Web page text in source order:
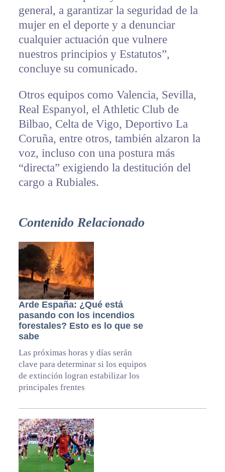
general, a garantizar la seguridad de la
mujer en el deporte y a denunciar
cualquier actuación que vulnere
nuestros principios y Estatutos”,
concluye su comunicado.
Otros equipos como Valencia, Sevilla,
Real Espanyol, el Athletic Club de
Bilbao, Celta de Vigo, Deportivo La
Coruña, entre otros, también alzaron la
voz, incluso con una postura más
“directa” exigiendo la destitución del
cargo a Rubiales.
Contenido Relacionado
Arde España: ¿Qué está
pasando con los incendios
forestales? Esto es lo que se
sabe
Las próximas horas y días serán
clave para determinar si los equipos
de extinción logran estabilizar los
principales frentes